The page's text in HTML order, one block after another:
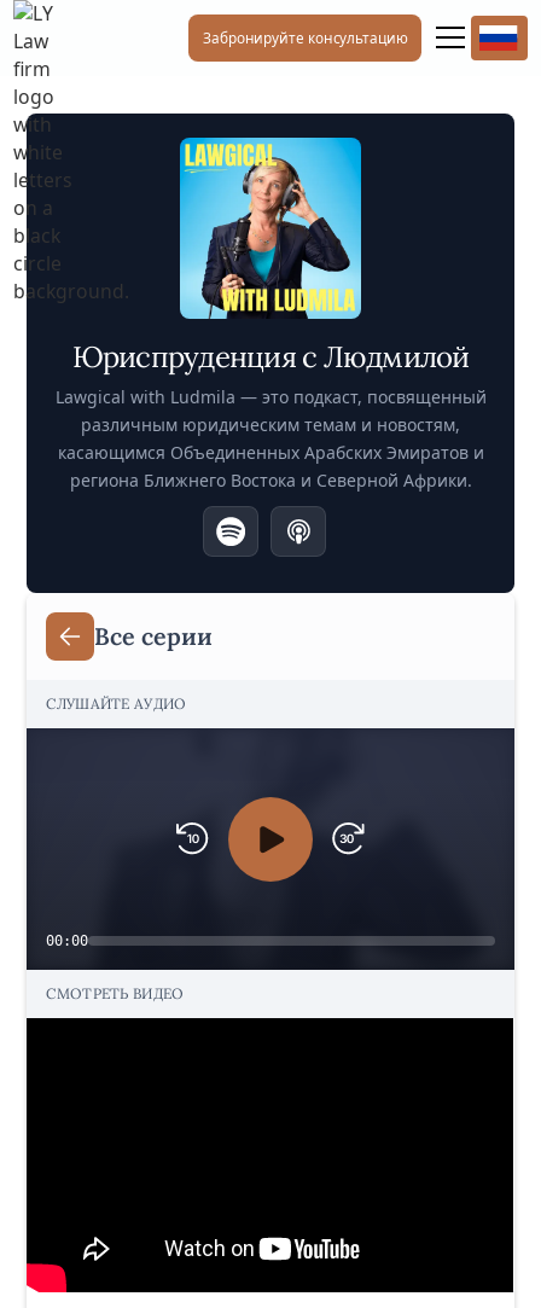
Забронируйте консультацию
Юриспруденция с Людмилой
Lawgical with Ludmila — это подкаст, посвященный
различным юридическим темам и новостям,
касающимся Объединенных Арабских Эмиратов и
региона Ближнего Востока и Северной Африки.
Все серии
СЛУШАЙТЕ АУДИО
00:00
СМОТРЕТЬ ВИДЕО